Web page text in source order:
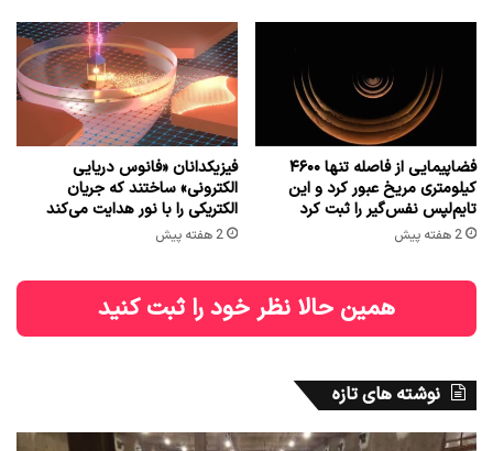
فضاپیمایی از فاصله تنها ۴۶۰۰
کیلومتری مریخ عبور کرد و این
تایم‌لپس نفس‌گیر را ثبت کرد
2 هفته پیش
فیزیکدانان «فانوس دریایی
الکترونی» ساختند که جریان
الکتریکی را با نور هدایت می‌کند
2 هفته پیش
همین حالا نظر خود را ثبت کنید
نوشته های تازه